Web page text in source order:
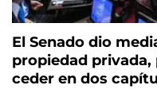
El Senado dio
propiedad privada,
ceder en dos